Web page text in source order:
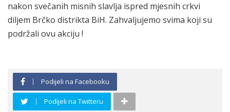
nakon svečanih misnih slavlja ispred mjesnih crkvi
diljem Brčko distrikta BiH. Zahvaljujemo svima koji su
podržali ovu akciju !
Podijeli na Facebooku
Podijeli na Twitteru